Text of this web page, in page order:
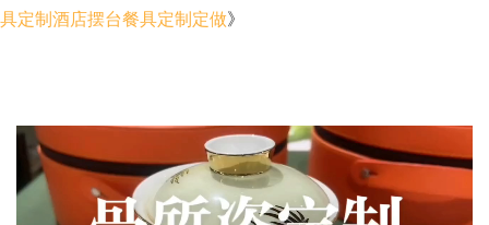
具定制酒店摆台餐具定制定做》